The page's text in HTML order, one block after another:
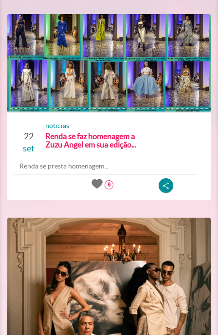
22
set
noticias
Renda se faz homenagem a
Zuzu Angel em sua edição...
Renda se presta homenagem...
8